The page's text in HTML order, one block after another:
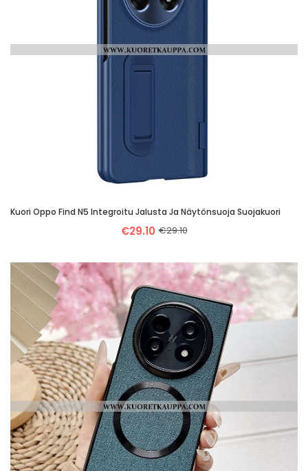
Kuori Oppo Find N5 Integroitu Jalusta Ja Näytönsuoja Suojakuori
€29.10 €29.10